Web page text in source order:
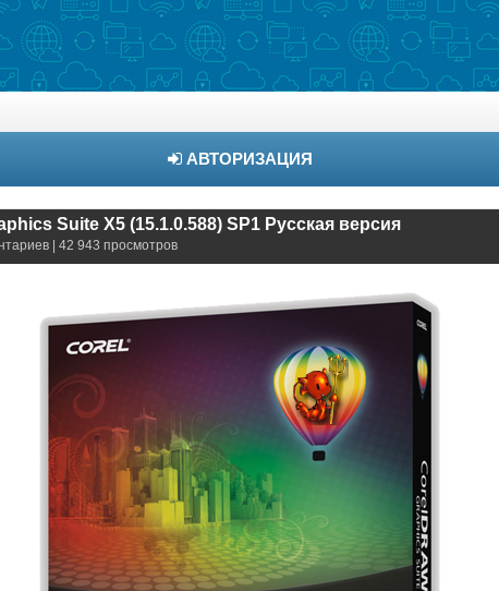
АВТОРИЗАЦИЯ
Suite X5 (15.1.0.588) SP1 Русская версия
| 42 943 просмотров